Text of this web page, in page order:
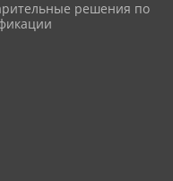
решения по